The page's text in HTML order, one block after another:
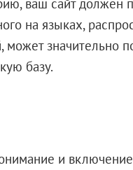
на языках,
может значительно
базу.
и